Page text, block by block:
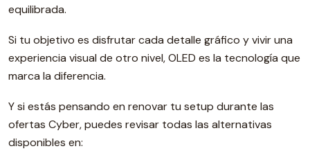
equilibrada.
Si tu objetivo es disfrutar cada detalle gráfico y vivir una
experiencia visual de otro nivel, OLED es la tecnología que
marca la diferencia.
Y si estás pensando en renovar tu setup durante las
ofertas Cyber, puedes revisar todas las alternativas
disponibles en: